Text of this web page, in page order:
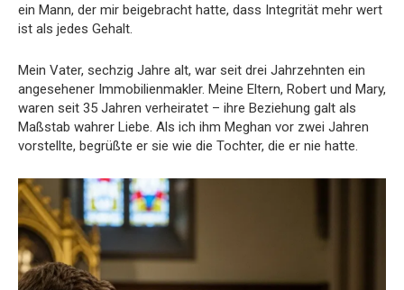
ein Mann, der mir beigebracht hatte, dass Integrität mehr wert
ist als jedes Gehalt.
Mein Vater, sechzig Jahre alt, war seit drei Jahrzehnten ein
angesehener Immobilienmakler. Meine Eltern, Robert und Mary,
waren seit 35 Jahren verheiratet – ihre Beziehung galt als
Maßstab wahrer Liebe. Als ich ihm Meghan vor zwei Jahren
vorstellte, begrüßte er sie wie die Tochter, die er nie hatte.